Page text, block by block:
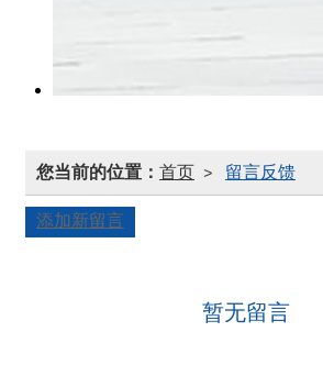
您当前的位置： 首页 > 留言反馈
添加新留言
暂无留言